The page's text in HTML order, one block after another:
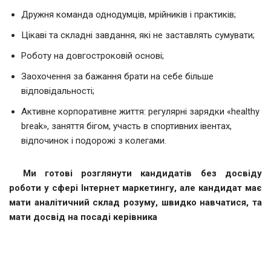
Дружня команда однодумців, мрійників і практиків;
Цікаві та складні завдання, які не заставлять сумувати;
Роботу на довгостроковій основі;
Заохочення за бажання брати на себе більше
відповідальності;
Активне корпоративне життя: регулярні зарядки «healthy
break», заняття бігом, участь в спортивних івентах,
відпочинок і подорожі з колегами.
Ми готові розглянути кандидатів без досвіду
роботи у сфері Інтернет маркетингу, але кандидат має
мати аналітичний склад розуму, швидко навчатися, та
мати досвід на посаді керівника